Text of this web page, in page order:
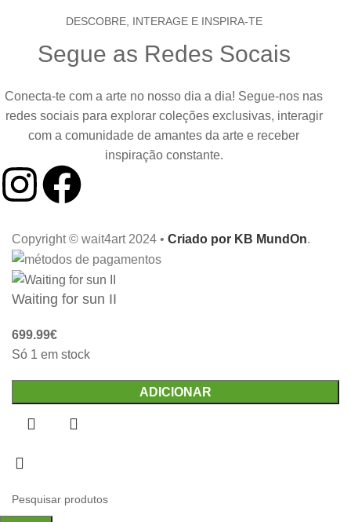
DESCOBRE, INTERAGE E INSPIRA-TE
Segue as Redes Socais
Conecta-te com a arte no nosso dia a dia! Segue-nos nas
redes sociais para explorar coleções exclusivas, interagir
com a comunidade de amantes da arte e receber
inspiração constante.
Copyright © wait4art 2024 • Criado por KB MundOn.
Waiting for sun II
699.99€
Só 1 em stock
ADICIONAR